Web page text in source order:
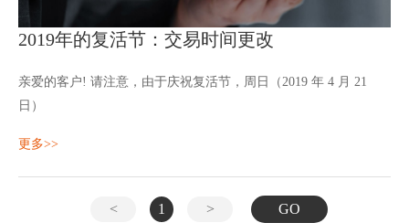
2019年的复活节：交易时间更改
亲爱的客户! 请注意，由于庆祝复活节，周日（2019 年 4 月 21
日）
更多>>
< 1 > GO